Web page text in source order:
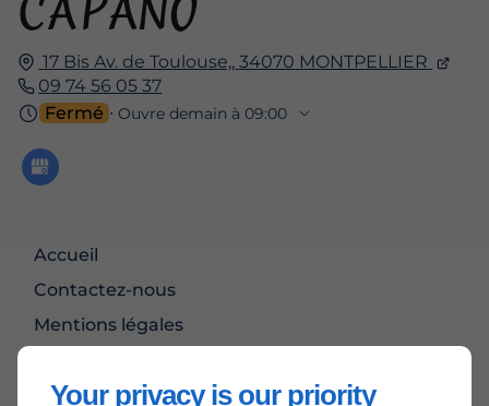
Your privacy is our priority
17 Bis Av. de Toulouse,, 34070 MONTPELLIER
09 74 56 05 37
Fermé ⋅ Ouvre demain à 09:00
Accueil
Contactez-nous
Mentions légales